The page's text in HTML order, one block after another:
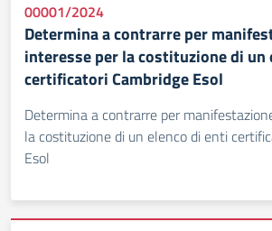
00001/2024
Determina a contrarre per
interesse per la costituzione di un
certificatori Cambridge Esol
Determina a contrarre per
la costituzione di un elenco di enti
Esol